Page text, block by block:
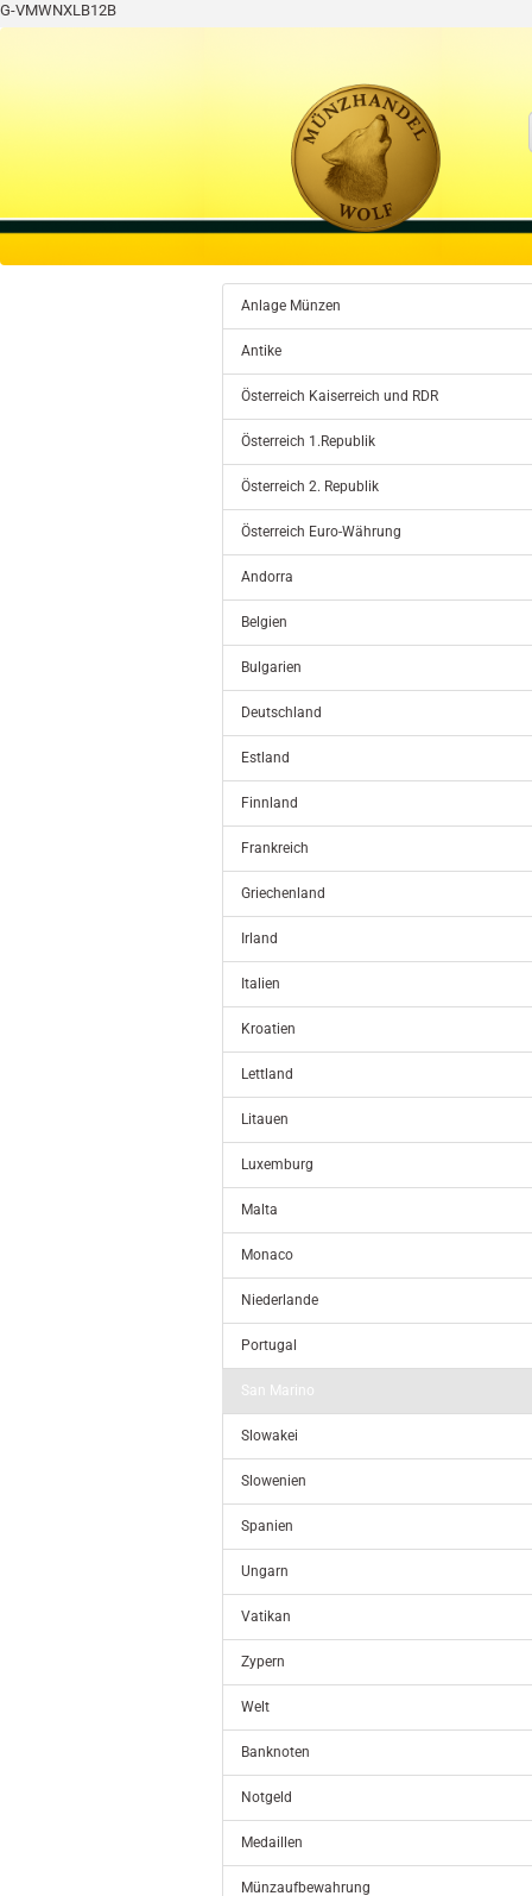
G-VMWNXLB12B
Anlage Münzen
Antike
Österreich Kaiserreich und RDR
Österreich 1.Republik
Österreich 2. Republik
Österreich Euro-Währung
Andorra
Belgien
Bulgarien
Deutschland
Estland
Finnland
Frankreich
Griechenland
Irland
Italien
Kroatien
Lettland
Litauen
Luxemburg
Malta
Monaco
Niederlande
Portugal
San Marino
Slowakei
Slowenien
Spanien
Ungarn
Vatikan
Zypern
Welt
Banknoten
Notgeld
Medaillen
Münzaufbewahrung